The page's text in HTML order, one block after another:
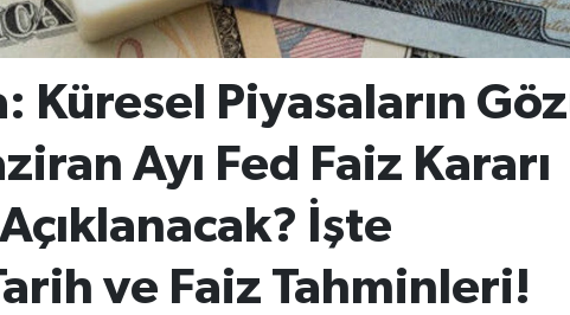
Küresel Piyasaların
Ayı Fed Faiz Kararı
İşte
ve Faiz Tahminleri!